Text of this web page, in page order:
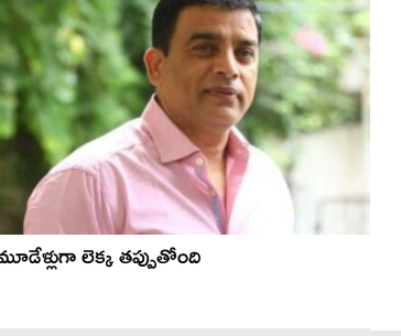
లెక్క తప్పుతోంది